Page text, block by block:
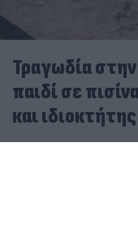
Τραγωδία
παιδί σε
και ιδιοκτήτης